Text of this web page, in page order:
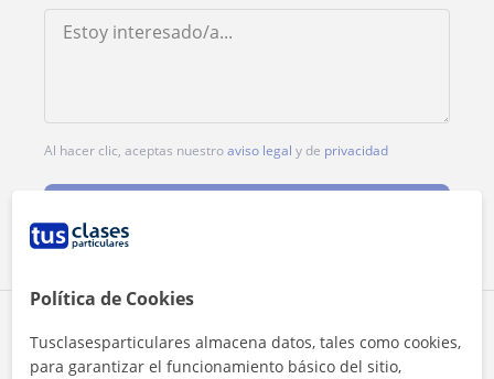
Comparte a este profesor
Al hacer clic, aceptas nuestroaviso legal y de privacidad
Política de Cookies
Tusclasesparticulares almacena datos, tales como cookies,
para garantizar el funcionamiento básico del sitio,